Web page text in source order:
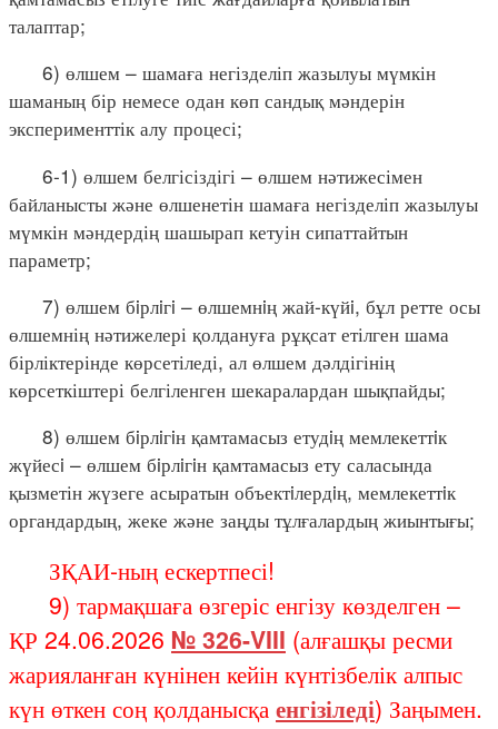
талаптар;
6) өлшем – шамаға негізделіп жазылуы мүмкін
шаманың бір немесе одан көп сандық мәндерін
эксперименттік алу процесі;
6-1) өлшем белгісіздігі – өлшем нәтижесімен
байланысты және өлшенетін шамаға негізделіп жазылуы
мүмкін мәндердің шашырап кетуін сипаттайтын
параметр;
7) өлшем бiрлiгi – өлшемнiң жай-күйi, бұл ретте осы
өлшемнің нәтижелері қолдануға рұқсат етілген шама
бірліктерінде көрсетіледі, ал өлшем дәлдігінің
көрсеткіштері белгіленген шекаралардан шықпайды;
8) өлшем бiрлiгiн қамтамасыз етудiң мемлекеттiк
жүйесi – өлшем бiрлiгiн қамтамасыз ету саласында
қызметін жүзеге асыратын объектiлердiң, мемлекеттiк
органдардың, жеке және заңды тұлғалардың жиынтығы;
ЗҚАИ-ның ескертпесі!
9) тармақшаға өзгеріс енгізу көзделген –
ҚР 24.06.2026 № 326-VIII (алғашқы ресми
жарияланған күнінен кейін күнтізбелік алпыс
күн өткен соң қолданысқа енгізіледі) Заңымен.